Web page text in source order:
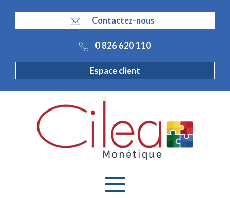
Contactez-nous
0 826 620 110
Espace client